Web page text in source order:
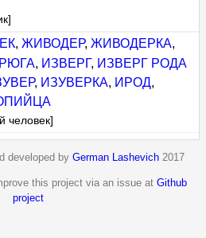
, ЖИВОДЕР, ЖИВОДЕРКА,
, ИЗВЕРГ, ИЗВЕРГ РОДА
, ИЗУВЕРКА, ИРОД,
человек]
developed by German Lashevich 2017
this project via an issue at Github
project